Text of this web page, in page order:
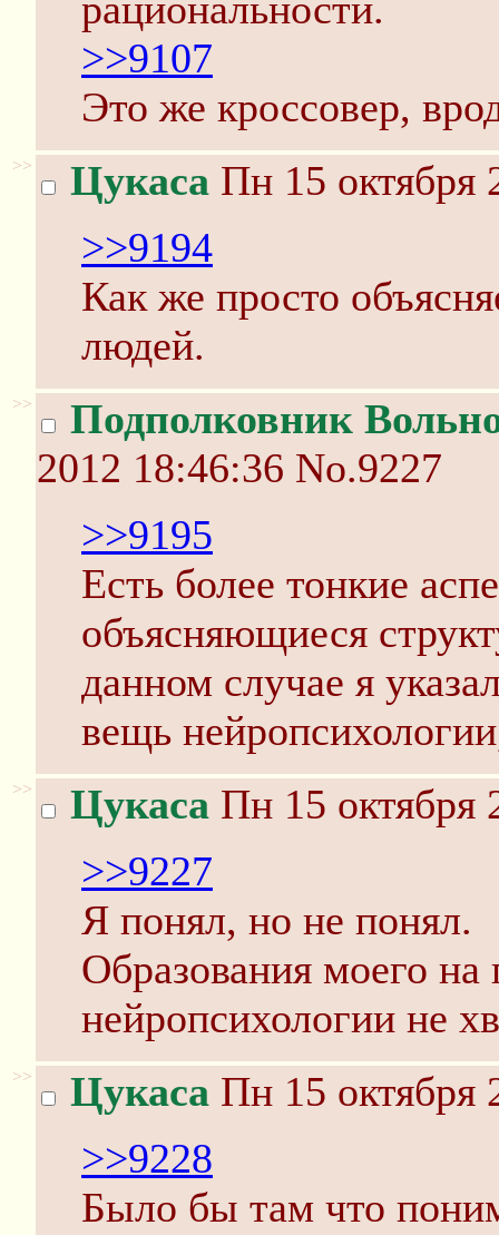
>>9107
Это же кроссовер,
>> Цукаса Пн 15 октября
>>9194
Как же просто
людей.
>>
Подполковник
2012 18:46:36 No.9227
>>9195
Есть более тонкие
объясняющиеся
данном случае я
вещь
>> Цукаса Пн 15 октября
>>9227
Я понял, но не понял.
Образования моего
нейропсихологии не
>> Цукаса Пн 15 октября
>>9228
Было бы там что